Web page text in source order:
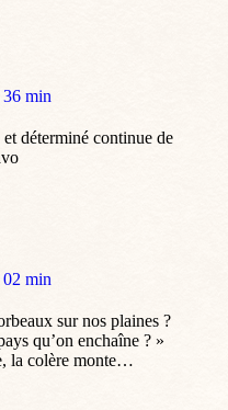
min
déterminé continue de
min
sur nos plaines ?
qu’on enchaîne ? »
la colère monte…